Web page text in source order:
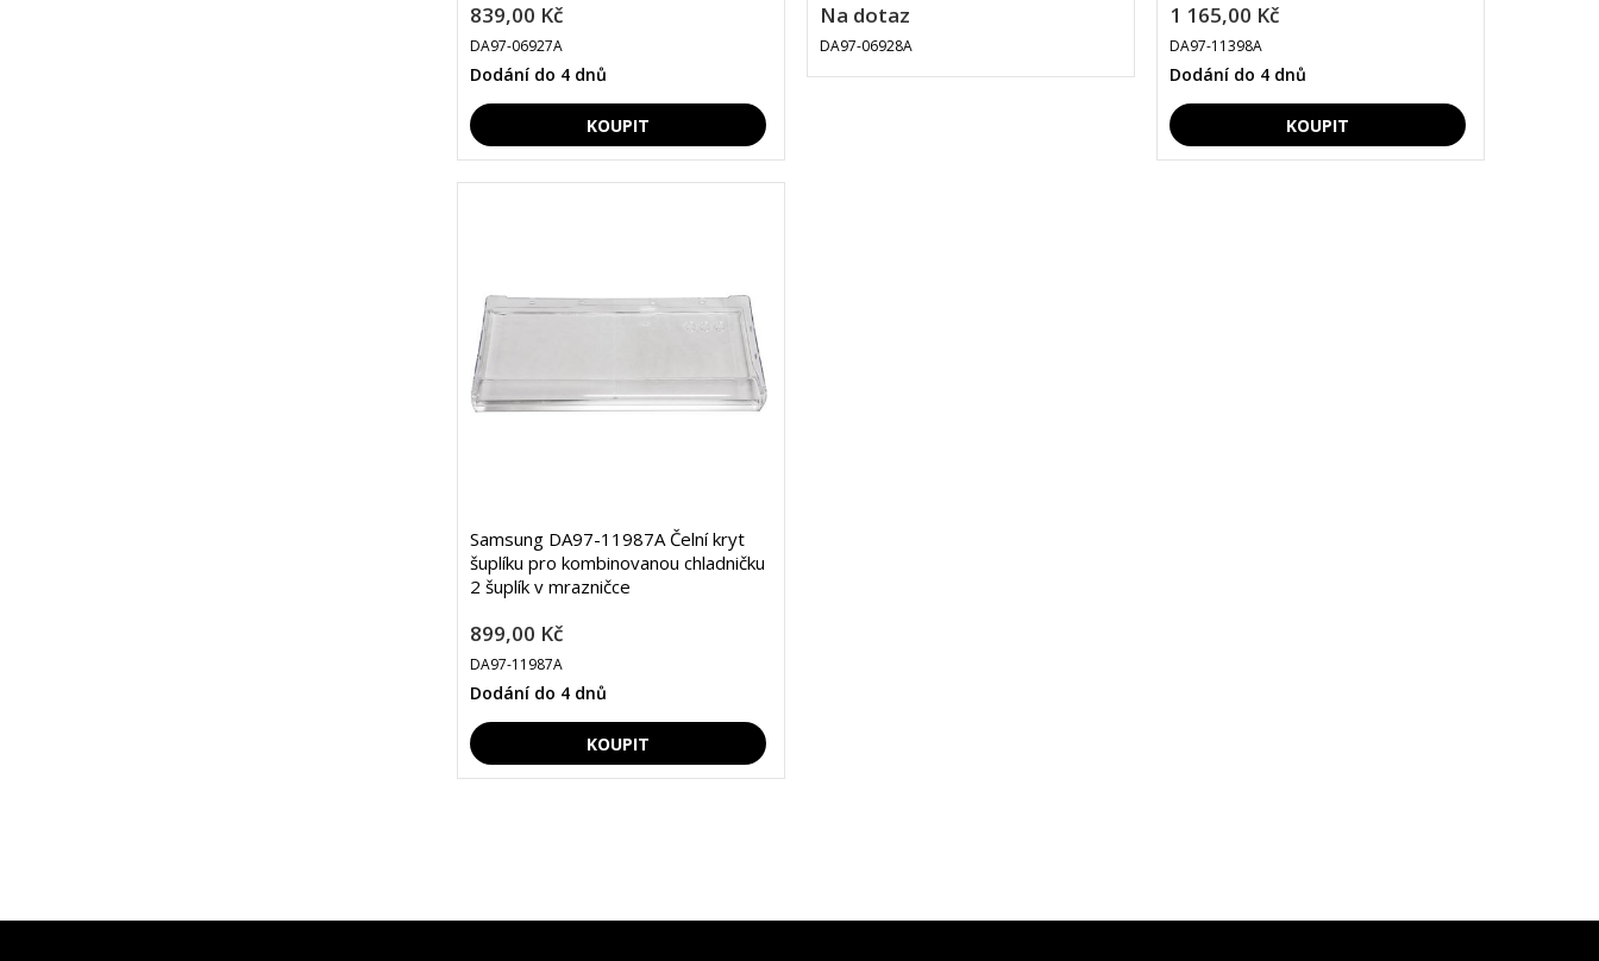
839,00 Kč
DA97-06927A
Dodání do 4 dnů
Na dotaz
DA97-06928A
1 165,00 Kč
DA97-11398A
Dodání do 4 dnů
Samsung DA97-11987A Čelní kryt
šuplíku pro kombinovanou chladničku
2 šuplík v mrazničce
899,00 Kč
DA97-11987A
Dodání do 4 dnů